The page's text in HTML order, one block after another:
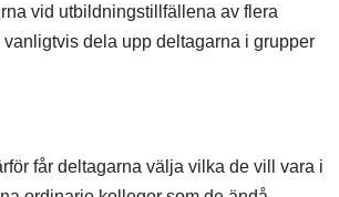
vid utbildningstillfällena av flera
dela upp deltagarna i grupper
får deltagarna välja vilka de vill vara i